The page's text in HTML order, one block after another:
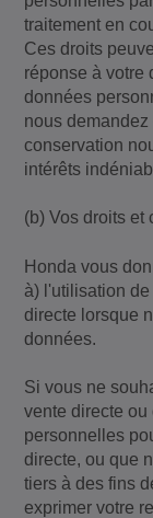
traitement en
Ces droits
réponse à votre
données
nous
conservation
intérêts
(b) Vos droits et
Honda vous
à) l'utilisation
directe lorsque
données.
Si vous ne
vente directe
personnelles
directe, ou que
tiers à des fins
exprimer votre